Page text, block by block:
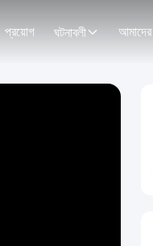
প্রয়োগ ঘটনাবলী